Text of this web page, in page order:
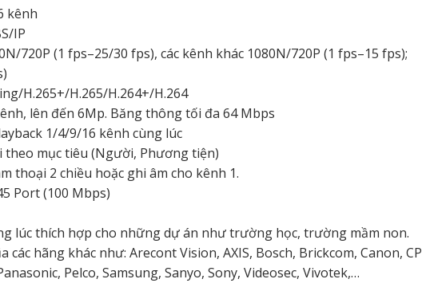
kênh
IP
720P (1 fps–25/30 fps), các kênh khác 1080N/720P (1 fps–15 fps);
H.265+/H.265/H.264+/H.264
lên đến 6Mp. Băng thông tối đa 64 Mbps
1/4/9/16 kênh cùng lúc
theo mục tiêu (Người, Phương tiện)
thoại 2 chiều hoặc ghi âm cho kênh 1.
Port (100 Mbps)
lúc thích hợp cho những dự án như trường học, trường mầm non.
các hãng khác như: Arecont Vision, AXIS, Bosch, Brickcom, Canon, CP
Pelco, Samsung, Sanyo, Sony, Videosec, Vivotek,…